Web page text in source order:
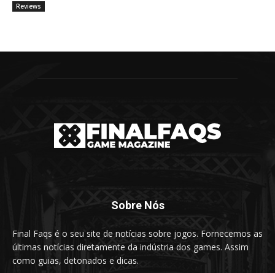
Reviews
Sobre Nós
Final Faqs é o seu site de notícias sobre jogos. Fornecemos as
últimas notícias diretamente da indústria dos games. Assim
como guias, detonados e dicas.